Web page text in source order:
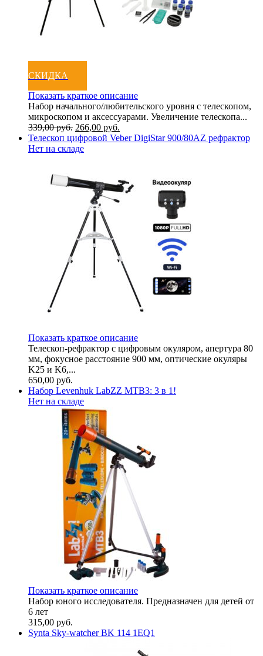
СКИДКА
Показать краткое описание
Набор начального/любительского уровня с телескопом,
микроскопом и аксессуарами. Увеличение телескопа...
339,00руб. 266,00 руб.
Телескоп цифровой Veber DigiStar 900/80AZ рефрактор
Нет на складе
Показать краткое описание
Телескоп-рефрактор с цифровым окуляром, апертура 80
мм, фокусное расстояние 900 мм, оптические окуляры
K25 и K6,...
650,00 руб.
Набор Levenhuk LabZZ MTВ3: 3 в 1!
Нет на складе
Показать краткое описание
Набор юного исследователя. Предназначен для детей от
6 лет
315,00 руб.
Synta Sky-watcher BK 114 1EQ1